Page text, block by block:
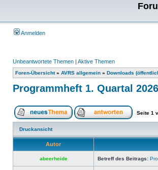
Anmelden
Unbeantwortete Themen | Aktive Themen
Foren-Übersicht» AVRS allgemein » Downloads
Programmheft 1. Quartal 2026
Seite 1
Druckansicht
Autor
abeerheide Betreff des Beitrags: